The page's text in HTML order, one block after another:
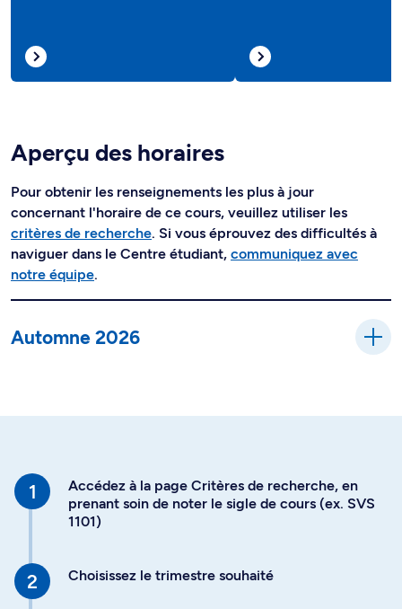
Aperçu des horaires
Pour obtenir les renseignements les plus à jour
concernant l'horaire de ce cours, veuillez utiliser les
critères de recherche. Si vous éprouvez des difficultés à
naviguer dans le Centre étudiant, communiquez avec
notre équipe.
Automne 2026
Accédez à la page Critères de recherche, en
prenant soin de noter le sigle de cours (ex. SVS
1101)
Choisissez le trimestre souhaité